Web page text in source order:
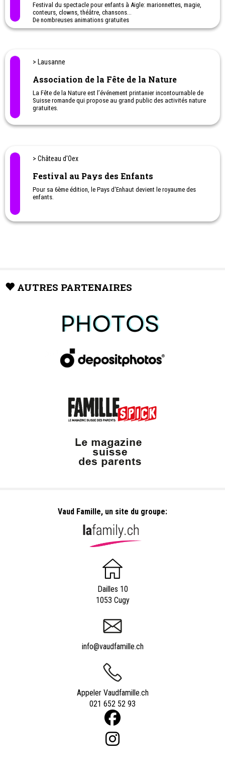
Festival du spectacle pour enfants à Aigle: marionnettes, magie,
conteurs, clowns, théâtre, chansons...
De nombreuses animations gratuites
Réservation conseillée
> Lausanne
Association de la Fête de la Nature
La Fête de la Nature est l’événement printanier incontournable de
Suisse romande qui propose au grand public des activités nature
gratuites.
> Château d'Oex
Festival au Pays des Enfants
Pour sa 6ème édition, le Pays d'Enhaut devient le royaume des
enfants.
AUTRES PARTENAIRES
Vaud Famille, un site du groupe:
Dailles 10
1053 Cugy
info@vaudfamille.ch
Appeler Vaudfamille.ch
021 652 52 93